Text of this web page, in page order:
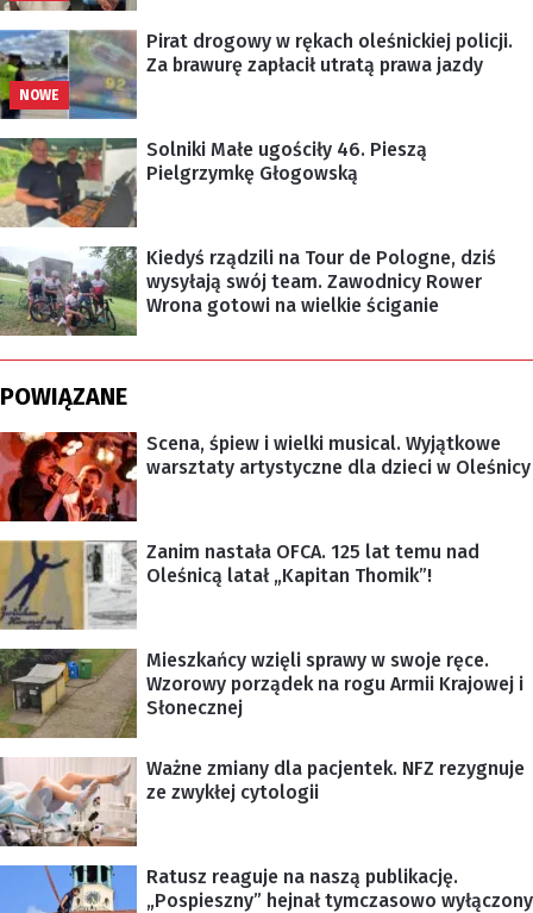
NOWE
Pirat drogowy w rękach oleśnickiej policji.
Za brawurę zapłacił utratą prawa jazdy
Solniki Małe ugościły 46. Pieszą
Pielgrzymkę Głogowską
Kiedyś rządzili na Tour de Pologne, dziś
wysyłają swój team. Zawodnicy Rower
Wrona gotowi na wielkie ściganie
POWIĄZANE
Scena, śpiew i wielki musical. Wyjątkowe
warsztaty artystyczne dla dzieci w Oleśnicy
Zanim nastała OFCA. 125 lat temu nad
Oleśnicą latał „Kapitan Thomik”!
Mieszkańcy wzięli sprawy w swoje ręce.
Wzorowy porządek na rogu Armii Krajowej i
Słonecznej
Ważne zmiany dla pacjentek. NFZ rezygnuje
ze zwykłej cytologii
Ratusz reaguje na naszą publikację.
„Pospieszny” hejnał tymczasowo wyłączony